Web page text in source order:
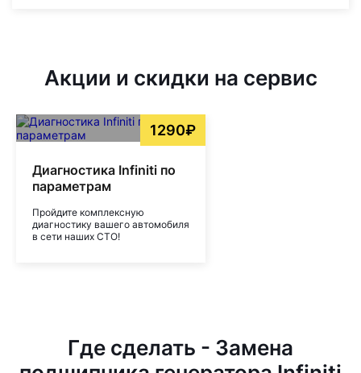
Акции и скидки на сервис
1290₽
Диагностика Infiniti по
параметрам
Пройдите комплексную
диагностику вашего автомобиля
в сети наших СТО!
Где сделать - Замена